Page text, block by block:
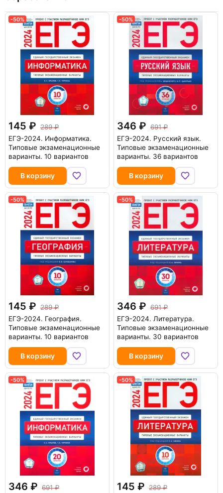
-50%
145
289
ЕГЭ-2024. Информатика.
Типовые экзаменационные
варианты. 10 вариантов
В корзину
-50%
346
691
ЕГЭ-2024. Русский язык.
Типовые экзаменационные
варианты. 36 вариантов
В корзину
-50%
145
289
ЕГЭ-2024. География.
Типовые экзаменационные
варианты. 10 вариантов
В корзину
-50%
346
691
ЕГЭ-2024. Литература.
Типовые экзаменационные
варианты. 30 вариантов
В корзину
-50%
346
691
-50%
145
289